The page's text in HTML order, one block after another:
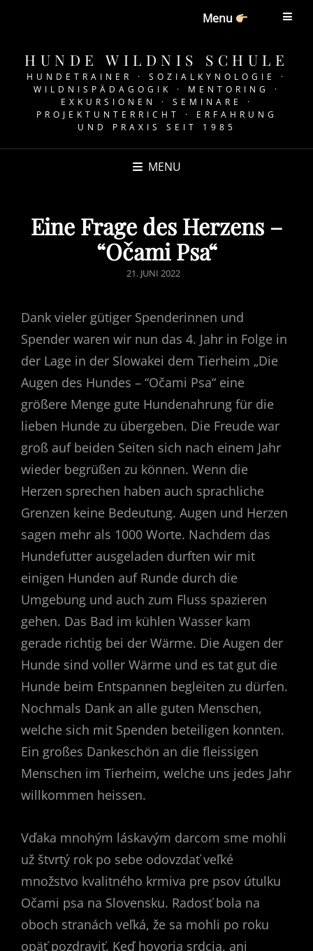
Menu
HUNDE WILDNIS SCHULE
HUNDETRAINER · SOZIALKYNOLOGIE ·
WILDNISPÄDAGOGIK · MENTORING ·
EXKURSIONEN · SEMINARE ·
PROJEKTUNTERRICHT · ERFAHRUNG
UND PRAXIS SEIT 1985
MENU
Eine Frage des Herzens –
“Očami Psa“
POSTED
21. JUNI 2022
Dank vieler gütiger Spenderinnen und
Spender waren wir nun das 4. Jahr in Folge in
der Lage in der Slowakei dem Tierheim „Die
Augen des Hundes – “Očami Psa“ eine
größere Menge gute Hundenahrung für die
lieben Hunde zu übergeben. Die Freude war
groß auf beiden Seiten sich nach einem Jahr
wieder begrüßen zu können. Wenn die
Herzen sprechen haben auch sprachliche
Grenzen keine Bedeutung. Augen und Herzen
sagen mehr als 1000 Worte. Nachdem das
Hundefutter ausgeladen durften wir mit
einigen Hunden auf Runde durch die
Umgebung und auch zum Fluss spazieren
gehen. Das Bad im kühlen Wasser kam
gerade richtig bei der Wärme. Die Augen der
Hunde sind voller Wärme und es tat gut die
Hunde beim Entspannen begleiten zu dürfen.
Nochmals Dank an alle guten Menschen,
welche sich mit Spenden beteiligen konnten.
Ein großes Dankeschön an die fleissigen
Menschen im Tierheim, welche uns jedes Jahr
willkommen heissen.
Vďaka mnohým láskavým darcom sme mohli
už štvrtý rok po sebe odovzdať veľké
množstvo kvalitného krmiva pre psov útulku
Očami psa na Slovensku. Radosť bola na
oboch stranách veľká, že sa mohli po roku
opäť pozdraviť. Keď hovoria srdcia, ani